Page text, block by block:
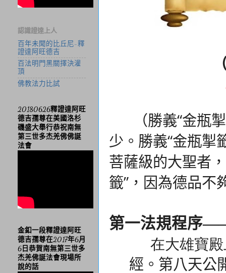
（勝義“金瓶掣
少。 勝義“金瓶掣
菩薩級的大聖者
籤”，因為德品不
第一法規程序
在大雄寶殿
經。 第八天公
認識證達上人
百年未聞的比丘尼-釋
證達阿旺德吉
百法明門黑關擇決灌
頂
佛教法力比試
20180626釋證達阿旺
德吉孺尊在美國洛杉
磯盛大舉行恭祝南無
第三世多杰羌佛佛誕
法會
金釦一段釋證達阿旺
德吉孺尊在2017年6月
6日恭賀南無第三世多
杰羌佛誕法會現場所
說的話